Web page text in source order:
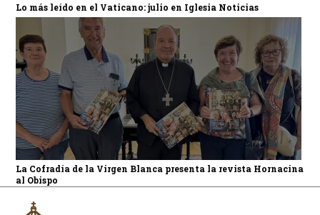
Lo más leído en el Vaticano: julio en Iglesia Noticias
La Cofradía de la Virgen Blanca presenta la revista Hornacina
al Obispo